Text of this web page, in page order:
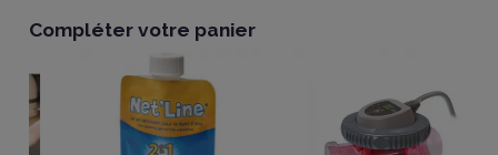
Compléter votre panier